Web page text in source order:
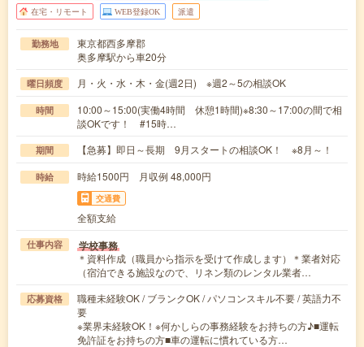
在宅・リモート WEB登録OK 派遣
勤務地
東京都西多摩郡
奥多摩駅から車20分
曜日頻度 月・火・水・木・金(週2日) ※週2～5の相談OK
時間
10:00～15:00(実働4時間 休憩1時間)※8:30～17:00の間で相
談OKです！ #15時…
期間 【急募】即日～長期 9月スタートの相談OK！ ※8月～！
時給 時給1500円 月収例 48,000円
交通費
全額支給
仕事内容 学校事務
＊資料作成（職員から指示を受けて作成します）＊業者対応
（宿泊できる施設なので、リネン類のレンタル業者…
応募資格
職種未経験OK / ブランクOK / パソコンスキル不要 / 英語力不
要
※業界未経験OK！※何かしらの事務経験をお持ちの方♪■運転
免許証をお持ちの方■車の運転に慣れている方…